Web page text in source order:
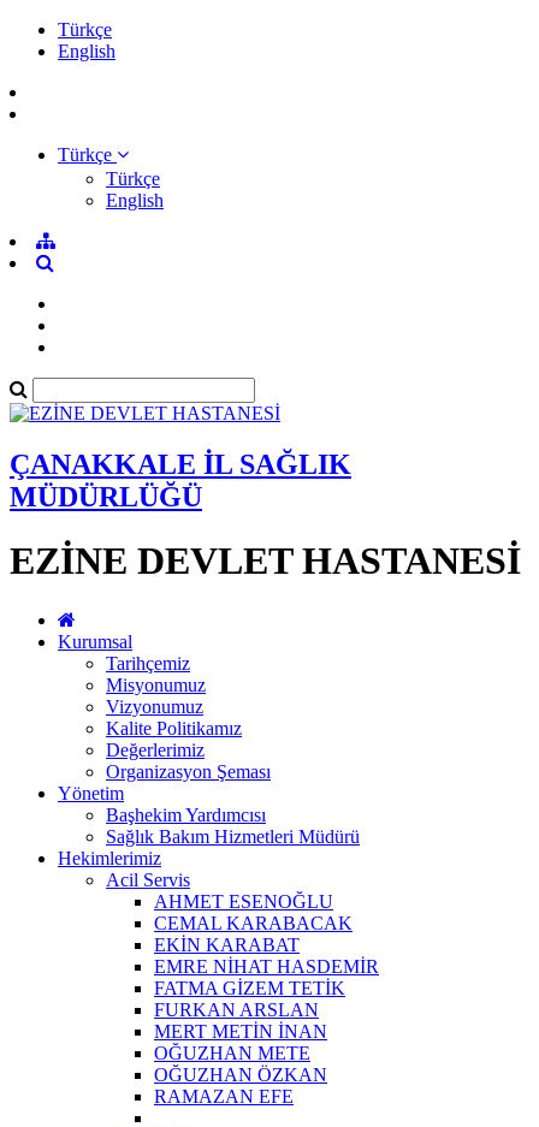
Türkçe
English
Türkçe
Türkçe
English
ÇANAKKALE İL SAĞLIK
MÜDÜRLÜĞÜ
EZİNE DEVLET HASTANESİ
Kurumsal
Tarihçemiz
Misyonumuz
Vizyonumuz
Kalite Politikamız
Değerlerimiz
Organizasyon Şeması
Yönetim
Başhekim Yardımcısı
Sağlık Bakım Hizmetleri Müdürü
Hekimlerimiz
Acil Servis
AHMET ESENOĞLU
CEMAL KARABACAK
EKİN KARABAT
EMRE NİHAT HASDEMİR
FATMA GİZEM TETİK
FURKAN ARSLAN
MERT METİN İNAN
OĞUZHAN METE
OĞUZHAN ÖZKAN
RAMAZAN EFE